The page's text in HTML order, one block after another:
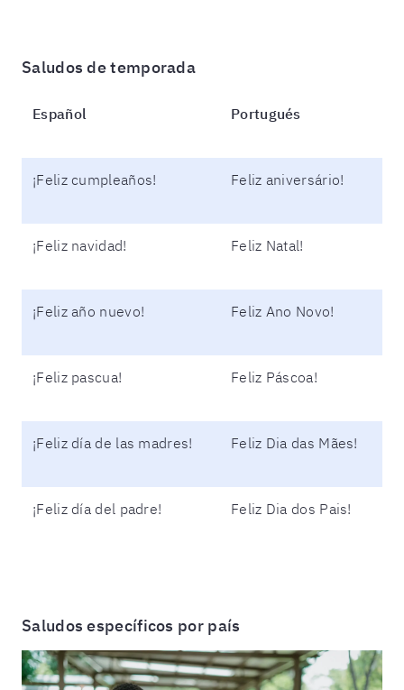
Saludos de temporada
Español Portugués
¡Feliz cumpleaños! Feliz aniversário!
¡Feliz navidad! Feliz Natal!
¡Feliz año nuevo! Feliz Ano Novo!
¡Feliz pascua! Feliz Páscoa!
¡Feliz día de las madres! Feliz Dia das Mães!
¡Feliz día del padre! Feliz Dia dos Pais!
Saludos específicos por país